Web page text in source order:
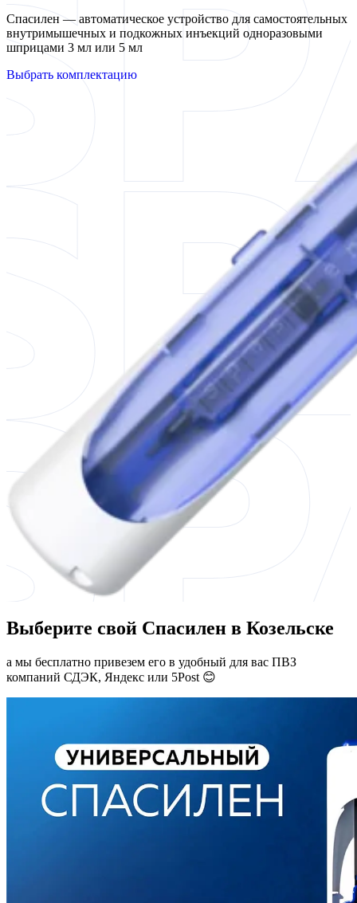
Спасилен — автоматическое устройство для самостоятельных
внутримышечных и подкожных инъекций одноразовыми
шприцами 3 мл или 5 мл
Выбрать комплектацию
Выберите свой Спасилен в Козельске
а мы бесплатно привезем его в удобный для вас ПВЗ
компаний СДЭК, Яндекс или 5Post 😊